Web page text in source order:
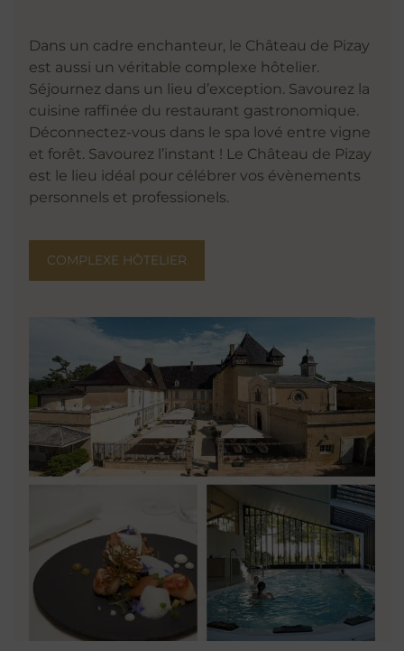
Dans un cadre enchanteur, le Château de Pizay
est aussi un véritable complexe hôtelier.
Séjournez dans un lieu d’exception. Savourez la
cuisine raffinée du restaurant gastronomique.
Déconnectez-vous dans le spa lové entre vigne
et forêt. Savourez l’instant ! Le Château de Pizay
est le lieu idéal pour célébrer vos évènements
personnels et professionels.
COMPLEXE HÔTELIER